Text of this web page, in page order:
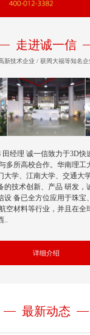
走进诚一信
新技术企业 / 获周大福等知名企
田经理 诚一信致力于3D
多所高校合作。华南理工
大学、江南大学、交通大
的技术创新、产品 研发，
设 备已全方位应用于珠宝
空材料等行业，并且在全
..
详细介绍
最新动态